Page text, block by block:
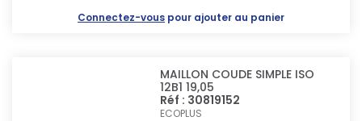
Connectez-vous pour ajouter au panier
MAILLON COUDE SIMPLE ISO
12B1 19,05
Réf : 30819152
ECOPLUS